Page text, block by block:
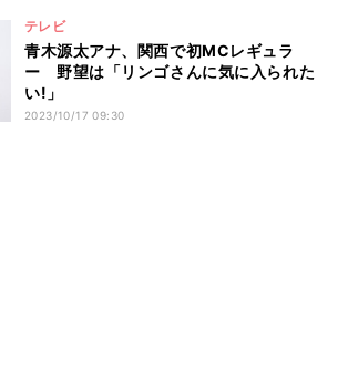
テレビ
青木源太アナ、関西で初MCレギュラ
ー 野望は「リンゴさんに気に入られた
い!」
2023/10/17 09:30